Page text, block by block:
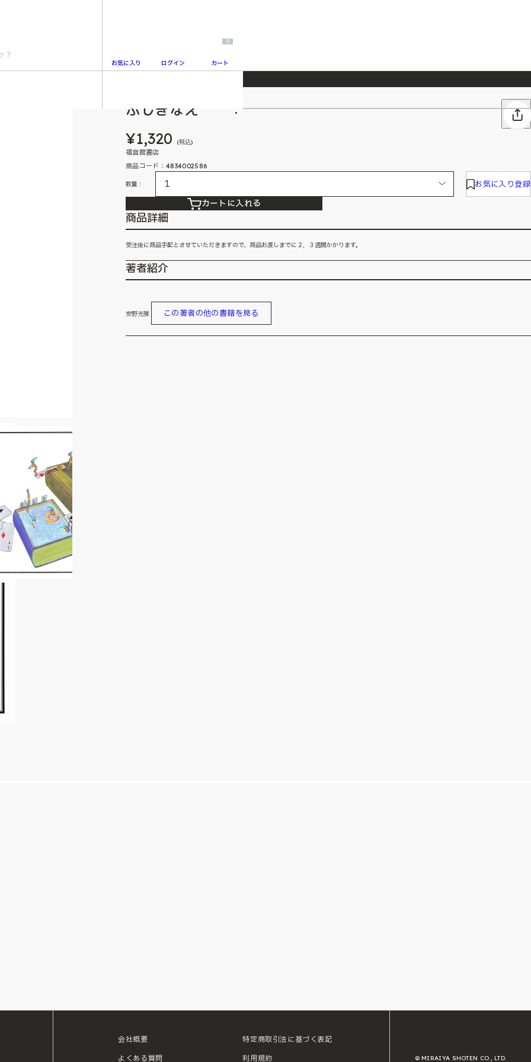
2026/7/23 『ONE PIECE magazine 021 ONE PIECEカード付き同梱版』発売延期のご案内
お気に入り ログイン
0
カート
ふしぎなえ
¥1,320 (税込)
福音館書店
商品コード：4834002586
数量： お気に入り登録
カートに入れる
商品詳細
受注後に商品手配とさせていただきますので、商品お渡しまでに２，３週間かかります。
著者紹介
安野光雅 この著者の他の書籍を見る
会社概要
よくある質問
特定商取引法に基づく表記
利用規約 © MIRAIYA SHOTEN CO., LTD.